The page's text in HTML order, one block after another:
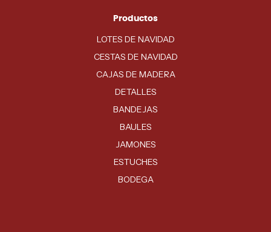
Productos
LOTES DE NAVIDAD
CESTAS DE NAVIDAD
CAJAS DE MADERA
DETALLES
BANDEJAS
BAULES
JAMONES
ESTUCHES
BODEGA